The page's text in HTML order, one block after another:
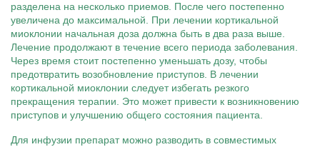
разделена на несколько приемов. После чего постепенно
увеличена до максимальной. При лечении кортикальной
миоклонии начальная доза должна быть в два раза выше.
Лечение продолжают в течение всего периода заболевания.
Через время стоит постепенно уменьшать дозу, чтобы
предотвратить возобновление приступов. В лечении
кортикальной миоклонии следует избегать резкого
прекращения терапии. Это может привести к возникновению
приступов и улучшению общего состояния пациента.
Для инфузии препарат можно разводить в совместимых